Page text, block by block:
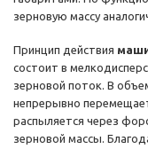
зерновую массу
Принцип действия
состоит в
зерновой поток. В
непрерывно
распыляется через
зерновой массы.